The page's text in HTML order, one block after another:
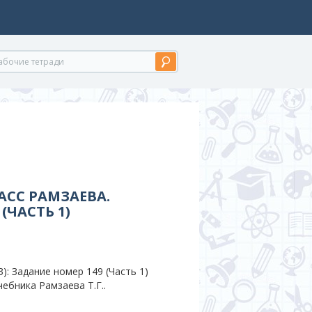
РАМЗАЕВА.
1)
Задание номер 149 (Часть 1)
Рамзаева Т.Г..